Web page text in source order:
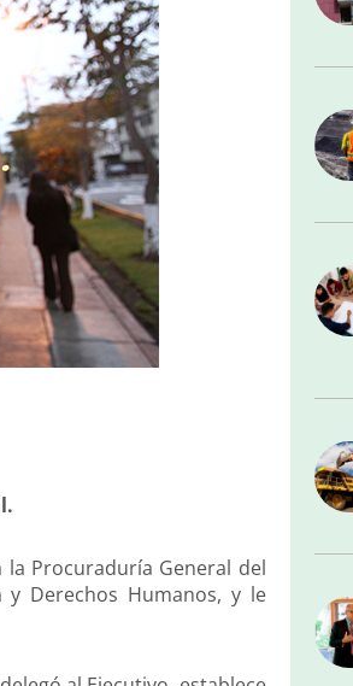
la Procuraduría General del
y Derechos Humanos, y le